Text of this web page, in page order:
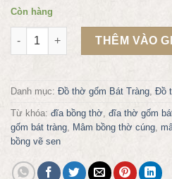
Còn hàng
Mâm bồng thờ vẽ rồng phượng
THÊM VÀO
Danh mục: Đồ thờ gốm Bát Tràng, Đồ
Từ khóa: đĩa bồng thờ, đĩa thờ gốm
gốm bát tràng, Mâm bồng thờ cúng,
bồng vẽ sen